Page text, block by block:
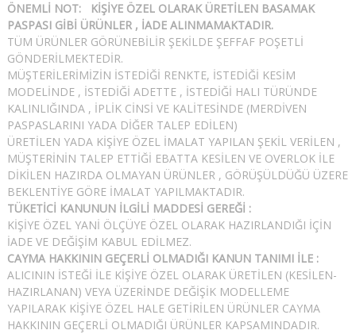
ÖNEMLİ NOT: KİŞİYE ÖZEL OLARAK ÜRETİLEN BASAMAK
PASPASI GİBİ ÜRÜNLER , İADE ALINMAMAKTADIR.
TÜM ÜRÜNLER GÖRÜNEBİLİR ŞEKİLDE ŞEFFAF POŞETLİ
GÖNDERİLMEKTEDİR.
MÜŞTERİLERİMİZİN İSTEDİĞİ RENKTE, İSTEDİĞİ KESİM
MODELİNDE , İSTEDİĞİ ADETTE , İSTEDİĞİ HALI TÜRÜNDE
KALINLIĞINDA , İPLİK CİNSİ VE KALİTESİNDE (MERDİVEN
PASPASLARINI YADA DİĞER TALEP EDİLEN)
ÜRETİLEN YADA KİŞİYE ÖZEL İMALAT YAPILAN ŞEKİL VERİLEN ,
MÜŞTERİNİN TALEP ETTİĞİ EBATTA KESİLEN VE OVERLOK İLE
DİKİLEN HAZIRDA OLMAYAN ÜRÜNLER , GÖRÜŞÜLDÜĞÜ ÜZERE
BEKLENTİYE GÖRE İMALAT YAPILMAKTADIR.
TÜKETİCİ KANUNUN İLGİLİ MADDESİ GEREĞİ :
KİŞİYE ÖZEL YANİ ÖLÇÜYE ÖZEL OLARAK HAZIRLANDIĞI İÇİN
İADE VE DEĞİŞİM KABUL EDİLMEZ.
CAYMA HAKKININ GEÇERLİ OLMADIĞI KANUN TANIMI İLE :
ALICININ İSTEĞİ İLE KİŞİYE ÖZEL OLARAK ÜRETİLEN (KESİLEN-
HAZIRLANAN) VEYA ÜZERİNDE DEĞİŞİK MODELLEME
YAPILARAK KİŞİYE ÖZEL HALE GETİRİLEN ÜRÜNLER CAYMA
HAKKININ GEÇERLİ OLMADIĞI ÜRÜNLER KAPSAMINDADIR.